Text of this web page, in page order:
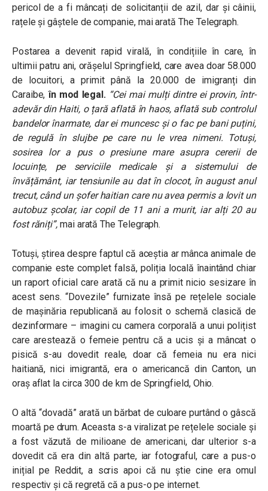
pericol de a fi mâncați de solicitanții de azil, dar și câinii,
rațele și gâștele de companie, mai arată The Telegraph.
Postarea a devenit rapid virală, în condițiile în care, în
ultimii patru ani, orășelul Springfield, care avea doar 58.000
de locuitori, a primit până la 20.000 de imigranți din
Caraibe,în mod legal. “Cei mai mulți dintre ei provin, într-
adevăr din Haiti, o țară aflată în haos, aflată sub controlul
bandelor înarmate, dar ei muncesc și o fac pe bani puțini,
de regulă în slujbe pe care nu le vrea nimeni. Totuși,
sosirea lor a pus o presiune mare asupra cererii de
locuințe, pe serviciile medicale și a sistemului de
învățământ, iar tensiunile au dat în clocot, în august anul
trecut, când un șofer haitian care nu avea permis a lovit un
autobuz școlar, iar copil de 11 ani a murit, iar alți 20 au
fost răniți”, mai arată The Telegraph.
Totuși, știrea despre faptul că aceștia ar mânca animale de
companie este complet falsă, poliția locală înaintând chiar
un raport oficial care arată că nu a primit nicio sesizare în
acest sens. “Dovezile” furnizate însă pe rețelele sociale
de mașinăria republicană au folosit o schemă clasică de
dezinformare – imagini cu camera corporală a unui polițist
care arestează o femeie pentru că a ucis și a mâncat o
pisică s-au dovedit reale, doar că femeia nu era nici
haitiană, nici imigrantă, era o americancă din Canton, un
oraș aflat la circa 300 de km de Springfield, Ohio.
O altă “dovadă” arată un bărbat de culoare purtând o gâscă
moartă pe drum. Aceasta s-a viralizat pe rețelele sociale și
a fost văzută de milioane de americani, dar ulterior s-a
dovedit că era din altă parte, iar fotograful, care a pus-o
inițial pe Reddit, a scris apoi că nu știe cine era omul
respectiv și că regretă că a pus-o pe internet.